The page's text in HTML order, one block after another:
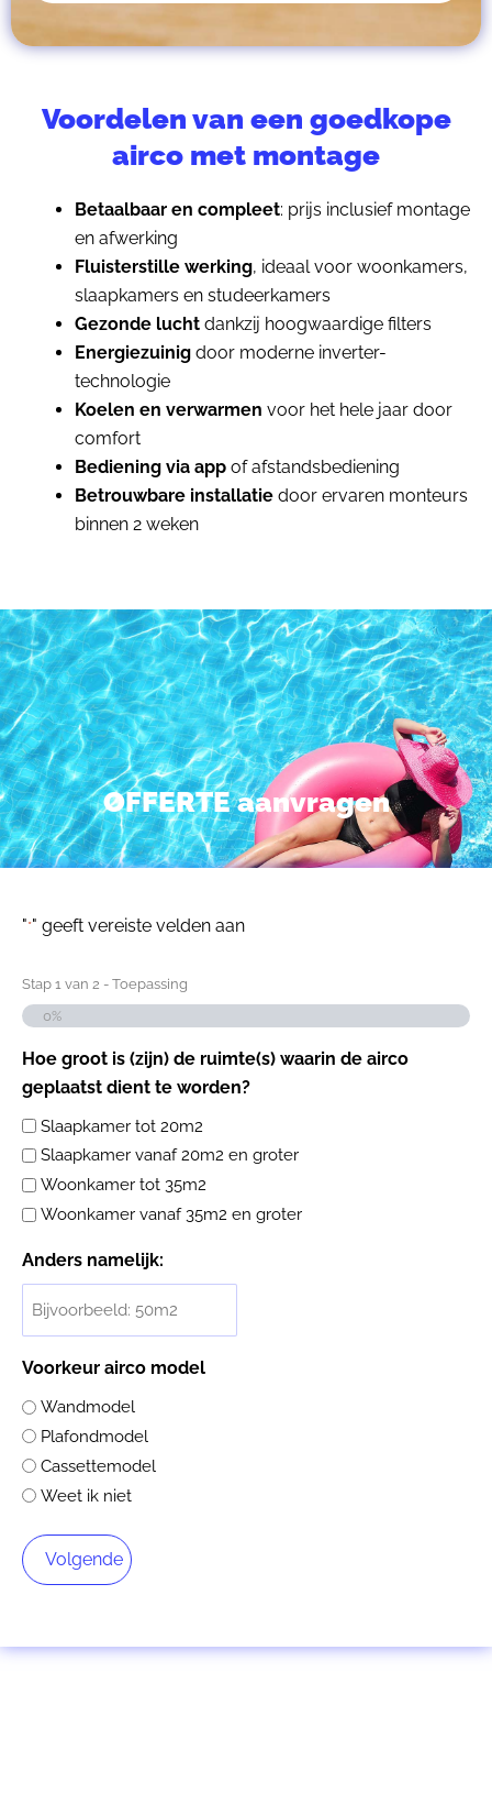
Voordelen van een goedkope
airco met montage
Betaalbaar en compleet: prijs inclusief montage
en afwerking
Fluisterstille werking, ideaal voor woonkamers,
slaapkamers en studeerkamers
Gezonde lucht dankzij hoogwaardige filters
Energiezuinig door moderne inverter-
technologie
Koelen en verwarmen voor het hele jaar door
comfort
Bediening via app of afstandsbediening
Betrouwbare installatie door ervaren monteurs
binnen 2 weken
OFFERTE aanvragen
"*" geeft vereiste velden aan
Stap 1 van 2 - Toepassing
0%
Hoe groot is (zijn) de ruimte(s) waarin de airco
geplaatst dient te worden?
Slaapkamer tot 20m2
Slaapkamer vanaf 20m2 en groter
Woonkamer tot 35m2
Woonkamer vanaf 35m2 en groter
Anders namelijk:
Voorkeur airco model
Wandmodel
Plafondmodel
Cassettemodel
Weet ik niet